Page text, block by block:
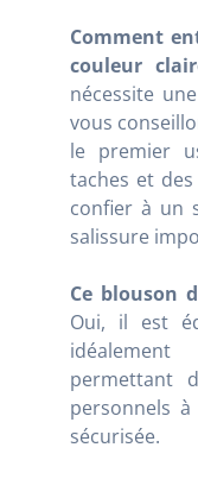
Comment
couleur
nécessite
vous
le premier
taches et
confier à un
salissure
Ce blouson
Oui, il est
permettant
personnels
sécurisée.